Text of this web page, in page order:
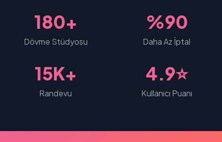
180+
Dövme Stüdyosu
%90
Daha Az İptal
15K+
Randevu
4.9⭐
Kullanıcı Puanı